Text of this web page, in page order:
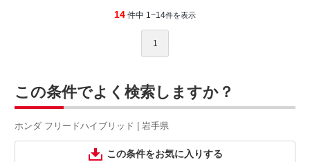
14 件中 1~14件を表示
1
この条件でよく検索しますか？
ホンダ フリードハイブリッド | 岩手県
この条件をお気に入りする